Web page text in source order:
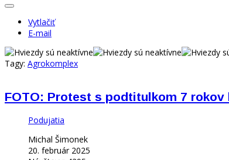
Vytlačiť
E-mail
Tagy: Agrokomplex
FOTO: Protest s podtitulkom 7 rokov
Podujatia
Michal Šimonek
20. február 2025